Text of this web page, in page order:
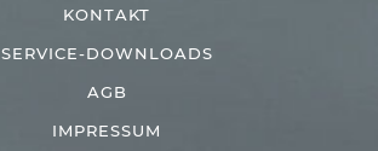
KONTAKT
SERVICE-DOWNLOADS
AGB
IMPRESSUM